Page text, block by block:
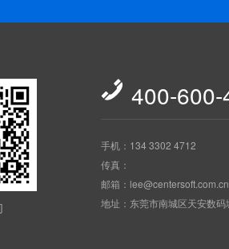
 400-
手机：134 3302 4712
传真：
邮箱：lee@centersoft.com.cn
地址：东莞市南城区天安数